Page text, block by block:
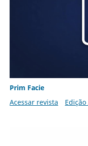
Prim Facie
Acessar revista